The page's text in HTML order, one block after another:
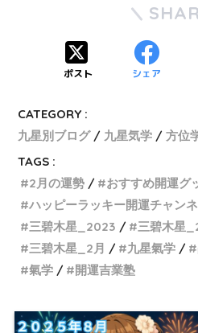
ポスト シェア
CATEGORY :
九星別ブログ
九星気学 方位
TAGS :
2月の運勢
おすすめ開運グ
ハッピーラッキー開運チャン
三碧木星_2023
三碧木星
三碧木星_2月
九星氣学
氣学
開運吉業塾